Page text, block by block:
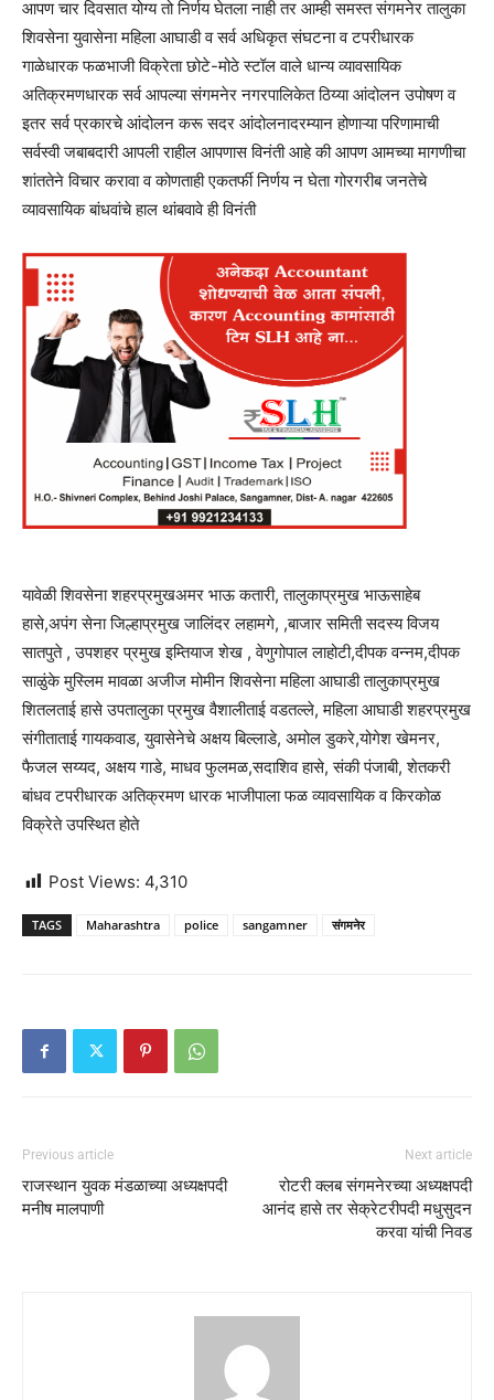
आपण चार दिवसात योग्य तो निर्णय घेतला नाही तर आम्ही समस्त संगमनेर तालुका
शिवसेना युवासेना महिला आघाडी व सर्व अधिकृत संघटना व टपरीधारक
गाळेधारक फळभाजी विक्रेता छोटे-मोठे स्टॉल वाले धान्य व्यावसायिक
अतिक्रमणधारक सर्व आपल्या संगमनेर नगरपालिकेत ठिय्या आंदोलन उपोषण व
इतर सर्व प्रकारचे आंदोलन करू सदर आंदोलनादरम्यान होणाऱ्या परिणामाची
सर्वस्वी जबाबदारी आपली राहील आपणास विनंती आहे की आपण आमच्या मागणीचा
शांततेने विचार करावा व कोणताही एकतर्फी निर्णय न घेता गोरगरीब जनतेचे
व्यावसायिक बांधवांचे हाल थांबवावे ही विनंती
यावेळी शिवसेना शहरप्रमुखअमर भाऊ कतारी, तालुकाप्रमुख भाऊसाहेब
हासे,अपंग सेना जिल्हाप्रमुख जालिंदर लहामगे, ,बाजार समिती सदस्य विजय
सातपुते , उपशहर प्रमुख इम्तियाज शेख , वेणुगोपाल लाहोटी,दीपक वन्नम,दीपक
साळुंके मुस्लिम मावळा अजीज मोमीन शिवसेना महिला आघाडी तालुकाप्रमुख
शितलताई हासे उपतालुका प्रमुख वैशालीताई वडतल्ले, महिला आघाडी शहरप्रमुख
संगीताताई गायकवाड, युवासेनेचे अक्षय बिल्लाडे, अमोल डुकरे,योगेश खेमनर,
फैजल सय्यद, अक्षय गाडे, माधव फुलमळ,सदाशिव हासे, संकी पंजाबी, शेतकरी
बांधव टपरीधारक अतिक्रमण धारक भाजीपाला फळ व्यावसायिक व किरकोळ
विक्रेते उपस्थित होते
Post Views: 4,310
TAGS Maharashtra police sangamner संगमनेर
Previous article
राजस्थान युवक मंडळाच्या अध्यक्षपदी
मनीष मालपाणी
Next article
रोटरी क्लब संगमनेरच्या अध्यक्षपदी
आनंद हासे तर सेक्रेटरीपदी मधुसुदन
करवा यांची निवड